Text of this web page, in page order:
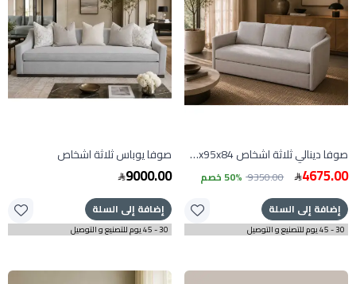
صوفا دينالي ثلاثة اشخاص 250x95x84 سم
4675.00
9350.00 50% خصم
إضافة إلى السلة
30 - 45 يوم للتصنيع و التوصيل
صوفا يوباس ثلاثة اشخاص
9000.00
إضافة إلى السلة
30 - 45 يوم للتصنيع و التوصيل